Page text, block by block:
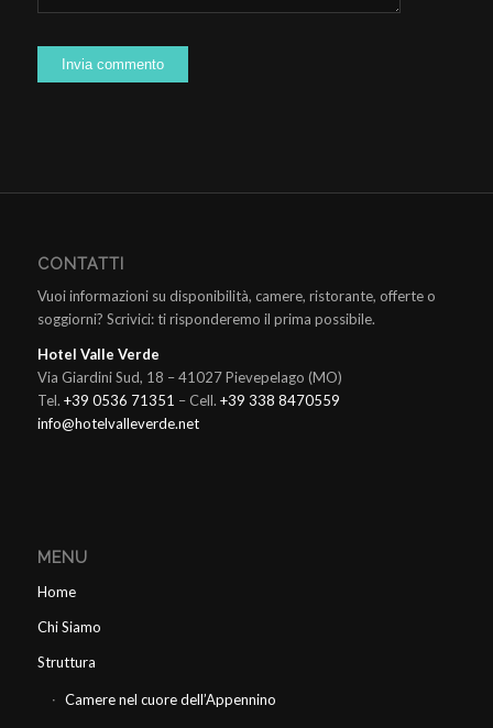
CONTATTI
Vuoi informazioni su disponibilità, camere, ristorante, offerte o
soggiorni? Scrivici: ti risponderemo il prima possibile.
Hotel Valle Verde
Via Giardini Sud, 18 – 41027 Pievepelago (MO)
Tel. +39 0536 71351 – Cell. +39 338 8470559
info@hotelvalleverde.net
MENU
Home
Chi Siamo
Struttura
Camere nel cuore dell’Appennino